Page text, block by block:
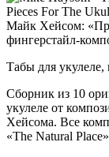
Майк Хейсом:
фингерстайл-
Табы для укулеле,
Сборник из 10
укулеле от
Хейсома. Все
«The Natural